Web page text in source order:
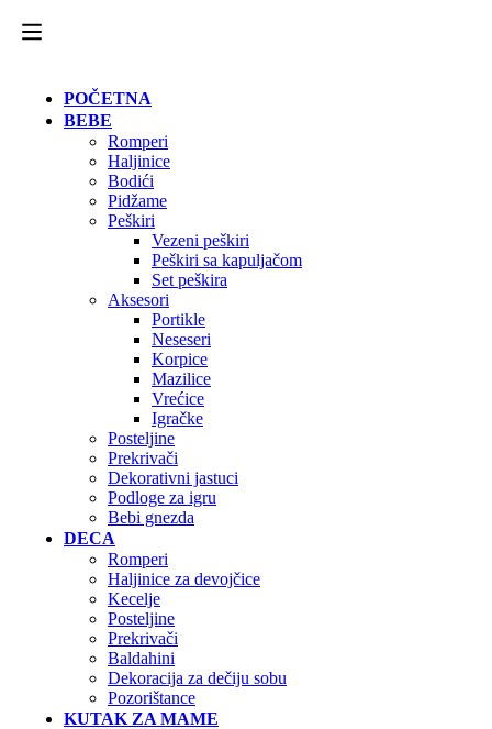
POČETNA
BEBE
Romperi
Haljinice
Bodići
Pidžame
Peškiri
Vezeni peškiri
Peškiri sa kapuljačom
Set peškira
Aksesori
Portikle
Neseseri
Korpice
Mazilice
Vrećice
Igračke
Posteljine
Prekrivači
Dekorativni jastuci
Podloge za igru
Bebi gnezda
DECA
Romperi
Haljinice za devojčice
Kecelje
Posteljine
Prekrivači
Baldahini
Dekoracija za dečiju sobu
Pozorištance
KUTAK ZA MAME